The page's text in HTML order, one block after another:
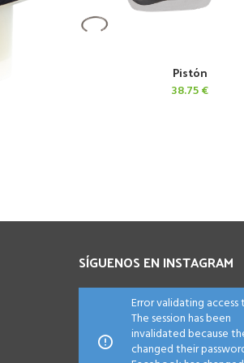
AÑADIR AL CARRITO
Pistón
38.75€
SÍGUENOS EN INSTAGRAM
Error validating access
The session has been
invalidated because
changed their